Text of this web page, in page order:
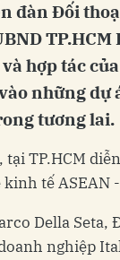
đàn Đối
hợp tác
những dự
tương lai.
tại TP.HCM
kinh tế
Della Seta,
nghiệp